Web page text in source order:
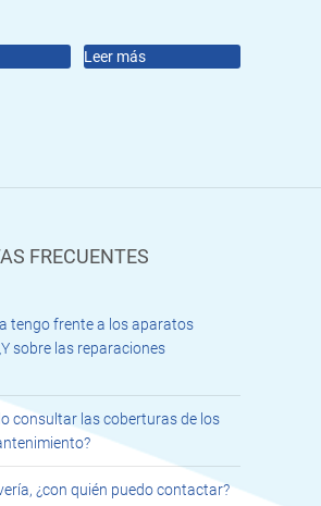
Leer más
FRECUENTES
tengo frente a los aparatos
sobre las reparaciones
consultar las coberturas de los
¿con quién puedo contactar?